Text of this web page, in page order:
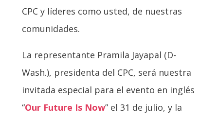
CPC y líderes como usted, de nuestras
comunidades.
La representante Pramila Jayapal (D-
Wash.), presidenta del CPC, será nuestra
invitada especial para el evento en inglés
“Our Future Is Now” el 31 de julio, y la